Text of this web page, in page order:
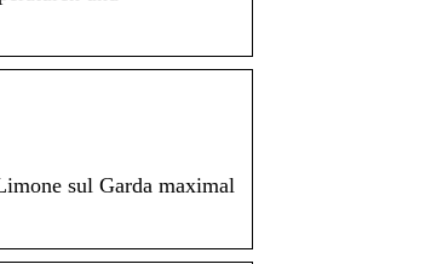
sul Garda maximal